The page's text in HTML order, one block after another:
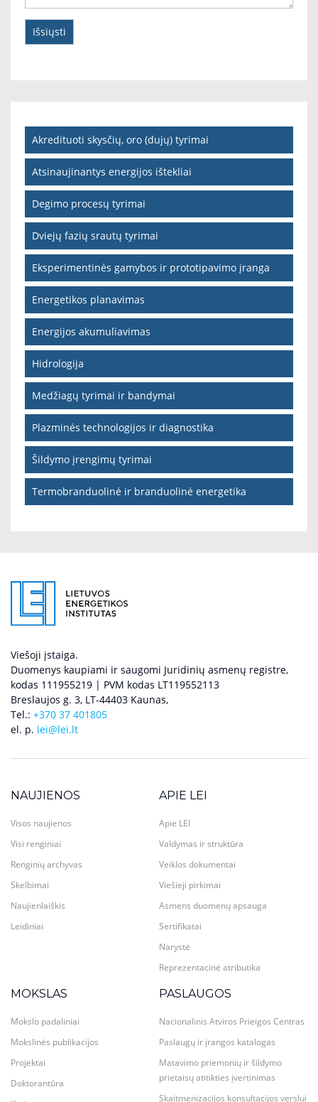
Akredituoti skysčių, oro (dujų) tyrimai
Atsinaujinantys energijos ištekliai
Degimo procesų tyrimai
Dviejų fazių srautų tyrimai
Eksperimentinės gamybos ir prototipavimo įranga
Energetikos planavimas
Energijos akumuliavimas
Hidrologija
Medžiagų tyrimai ir bandymai
Plazminės technologijos ir diagnostika
Šildymo įrengimų tyrimai
Termobranduolinė ir branduolinė energetika
Viešoji įstaiga.
Duomenys kaupiami ir saugomi Juridinių asmenų registre,
kodas 111955219 | PVM kodas LT119552113
Breslaujos g. 3, LT-44403 Kaunas,
Tel.: +370 37 401805
el. p. lei@lei.lt
NAUJIENOS
Visos naujienos
Visi renginiai
Renginių archyvas
Skelbimai
Naujienlaiškis
Leidiniai
APIE LEI
Apie LEI
Valdymas ir struktūra
Veiklos dokumentai
Viešieji pirkimai
Asmens duomenų apsauga
Sertifikatai
Narystė
Reprezentacinė atributika
MOKSLAS
Mokslo padaliniai
Mokslinės publikacijos
Projektai
Doktorantūra
PASLAUGOS
Nacionalinis Atviros Prieigos Centras
Paslaugų ir įrangos katalogas
Matavimo priemonių ir šildymo
prietaisų atitikties įvertinimas
Skaitmenizacijos konsultacijos verslui